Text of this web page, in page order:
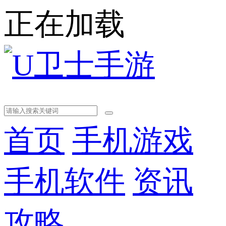
正在加载
首页 手机游戏
手机软件 资讯